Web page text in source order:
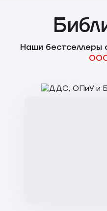
Наши бестселлеры